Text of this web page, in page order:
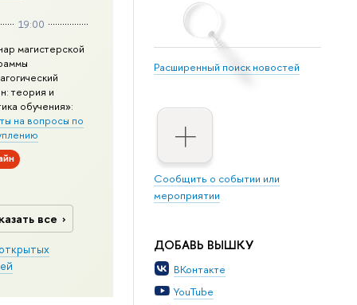
Расширенный поиск новостей
Сообщить о событии или
мероприятии
ДОБАВЬ ВЫШКУ
ВКонтакте
YouTube
19:00
магистерской
теория и
обучения»:
на вопросы по
все